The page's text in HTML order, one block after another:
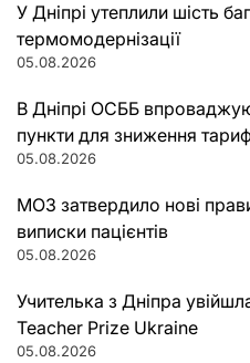
У Дніпрі утеплили шість
термомодернізації
05.08.2026
В Дніпрі ОСББ
пункти для зниження
05.08.2026
МОЗ затвердило нові
виписки пацієнтів
05.08.2026
Учителька з Дніпра
Teacher Prize Ukraine
05.08.2026